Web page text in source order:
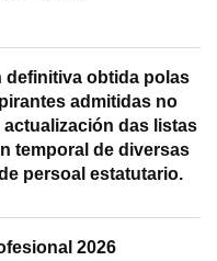
definitiva obtida polas
admitidas no
das listas
temporal de diversas
persoal estatutario.
2026